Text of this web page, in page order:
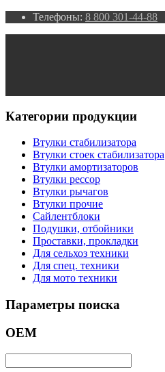
Телефоны: 8 800 301-44-88
Категории продукции
Втулки стабилизатора
Втулки стоек стабилизатора
Втулки амортизаторов
Втулки рессор
Втулки рычагов
Втулки прочие
Сайлентблоки
Подушки, отбойники
Проставки, прокладки
Для сельхоз техники
Для спец. техники
Для мото техники
Параметры поиска
ОЕМ